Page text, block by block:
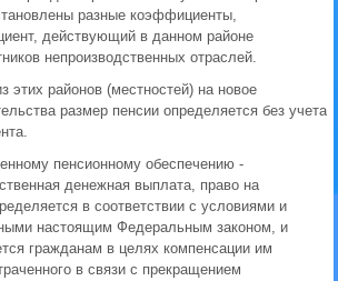
разные коэффициенты,
действующий в данном районе
непроизводственных отраслей.
этих районов (местностей) на новое
размер пенсии определяется без учета
пенсионному обеспечению -
денежная выплата, право на
в соответствии с условиями и
настоящим Федеральным законом, и
гражданам в целях компенсации им
в связи с прекращением